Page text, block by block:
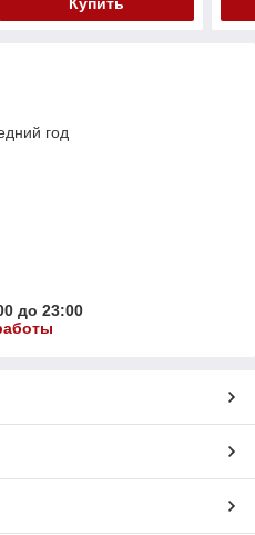
Купить
год
до 23:00